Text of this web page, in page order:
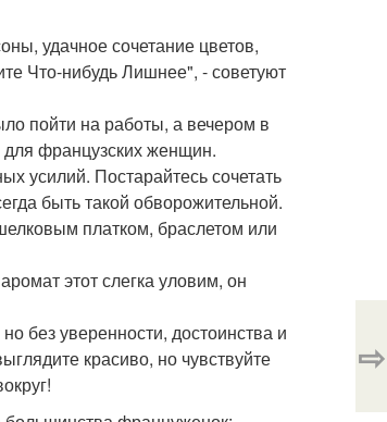
удачное сочетание цветов,
Что-нибудь Лишнее", - советуют
пойти на работы, а вечером в
французских женщин.
усилий. Постарайтесь сочетать
быть такой обворожительной.
платком, браслетом или
этот слегка уловим, он
без уверенности, достоинства и
красиво, но чувствуйте
⇨